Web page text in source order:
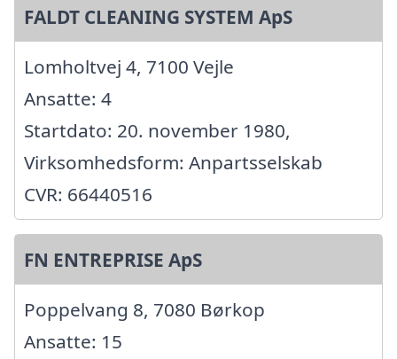
FALDT CLEANING SYSTEM ApS
Lomholtvej 4, 7100 Vejle
Ansatte: 4
Startdato: 20. november 1980,
Virksomhedsform: Anpartsselskab
CVR: 66440516
FN ENTREPRISE ApS
Poppelvang 8, 7080 Børkop
Ansatte: 15